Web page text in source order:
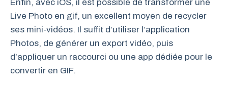
Enfin, avec iOS, il est possible de transformer une
Live Photo en gif, un excellent moyen de recycler
ses mini-vidéos. Il suffit d’utiliser l’application
Photos, de générer un export vidéo, puis
d’appliquer un raccourci ou une app dédiée pour le
convertir en GIF.